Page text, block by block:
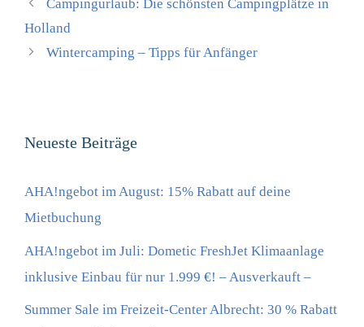
Campingurlaub: Die schönsten Campingplätze in
Holland
Wintercamping – Tipps für Anfänger
Neueste Beiträge
AHA!ngebot im August: 15% Rabatt auf deine
Mietbuchung
AHA!ngebot im Juli: Dometic FreshJet Klimaanlage
inklusive Einbau für nur 1.999 €! – Ausverkauft –
Summer Sale im Freizeit-Center Albrecht: 30 % Rabatt